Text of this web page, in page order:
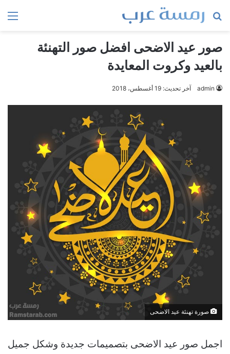
بحث
صور عيد الاضحى افضل صور التهنئة
بالعيد وكروت المعايدة
admin آخر تحديث: 19 أغسطس، 2018
صورة تهنئة عيد الاضحى
اجمل صور عيد الاضحى بتصميمات جديدة وشكل جميل